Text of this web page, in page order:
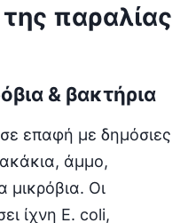
της παραλίας
& βακτήρια
επαφή με δημόσιες
άμμο,
μικρόβια. Οι
ίχνη E. coli,